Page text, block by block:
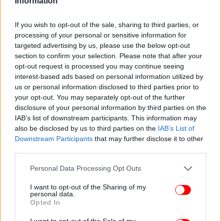
If you wish to opt-out of the sale, sharing to third parties, or
processing of your personal or sensitive information for
targeted advertising by us, please use the below opt-out
section to confirm your selection. Please note that after your
opt-out request is processed you may continue seeing
interest-based ads based on personal information utilized by
us or personal information disclosed to third parties prior to
your opt-out. You may separately opt-out of the further
disclosure of your personal information by third parties on the
IAB’s list of downstream participants. This information may
also be disclosed by us to third parties on the IAB’s List of
Downstream Participants that may further disclose it to other
Please note that this website/app uses one or more Google
not limited to your visit or usage behaviour. You may click to
grant or deny consent to Google and its third-party tags to
use your data for below specified purposes in below Google
consent section.
Personal Data Processing Opt Outs
I want to opt-out of the Sharing of my
personal data.
Opted In
αρχή του πολέμου. «Η συνταγή μας παραμένει
τις προβλέψεις, τόσο το πλεόνασμα θα επιστρέφει
στους πολίτες και κυρίως στους πιο αδύναμους»,
έγραψε στην κυριακάτικη ανάρτησή του ο κ.
Μητσοτάκης.
Η κυβέρνηση προσπαθεί να κατευνάσει εσωκομματικές
εντάσεις πριν το «restart»
Στην επιχείρηση «restart» της κυβέρνησης
εκτιμήθηκε ότι η συνεδρίαση της κοινοβουλευτικής
ομάδας την Πέμπτη και οι διαφαινόμενες γκρίνιες
προσπάθεια. Το θετικό momentum που επιχειρεί
να στήσει θα υπονομευόταν από εσωκομματικές
έριδες και η ατζέντα που προσπαθεί να χτίσει θα
θόλωνε. Εξ ου και αποφασίστηκε η αναβολή της για